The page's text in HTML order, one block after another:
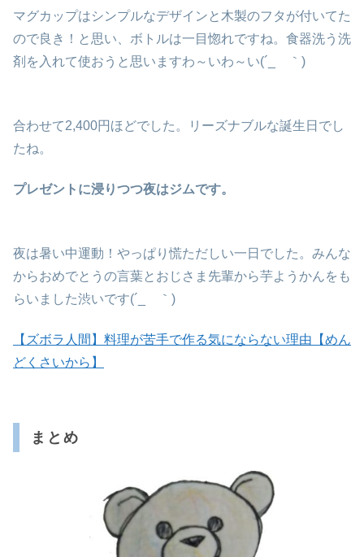
マグカップはシンプルなデザインと木製のフタが付いてた
ので良き！と思い、ボトルは一目惚れですね。食器洗う洗
剤を入れて使おうと思いますわ～いわ～い(´_ゝ｀)
合わせて2,400円ほどでした。リーズナブルな誕生日でし
たね。
プレゼントに浸りつつ夜はジムです。
夜は暑い中運動！やっぱり慌ただしい一日でした。みんな
からおめでとうの言葉とおじさま先輩から芋ようかんをも
らいました渋いです(´_ゝ｀)
【ズボラ人間】料理が苦手で作る気にならない理由【めん
どくさいから】
まとめ